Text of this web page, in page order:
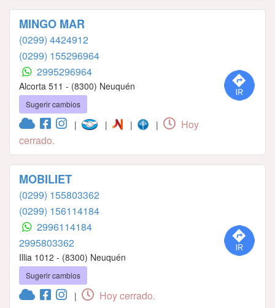
MINGO MAR
(0299) 4424912
(0299) 155296964
2995296964
Alcorta 511 - (8300) Neuquén
Sugerir cambios
| | | |
Hoy
cerrado.
MOBILIET
(0299) 155803362
(0299) 156114184
2996114184
2995803362
Illia 1012 - (8300) Neuquén
Sugerir cambios
| Hoy cerrado.